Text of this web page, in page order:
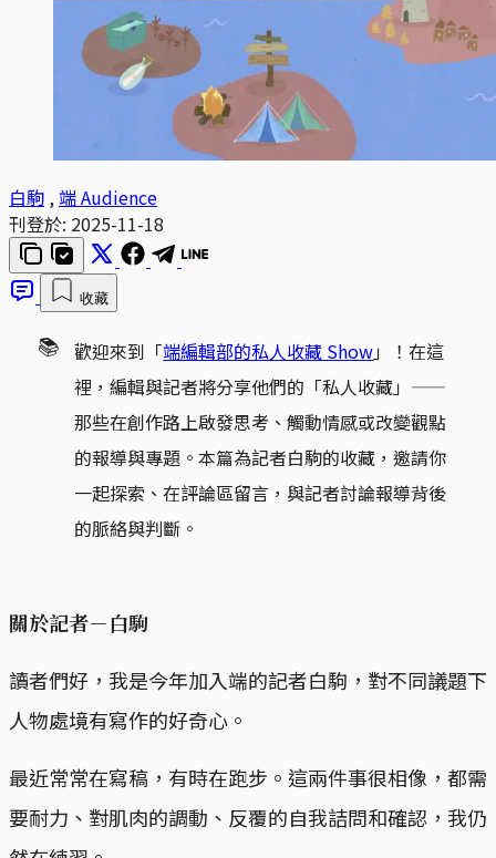
白駒 , 端 Audience
刊登於: 2025-11-18
收藏
📚 歡迎來到「端編輯部的私人收藏 Show」！在這
裡，編輯與記者將分享他們的「私人收藏」——
那些在創作路上啟發思考、觸動情感或改變觀點
的報導與專題。本篇為記者白駒的收藏，邀請你
一起探索、在評論區留言，與記者討論報導背後
的脈絡與判斷。
關於記者－白駒
讀者們好，我是今年加入端的記者白駒，對不同議題下
人物處境有寫作的好奇心。
最近常常在寫稿，有時在跑步。這兩件事很相像，都需
要耐力、對肌肉的調動、反覆的自我詰問和確認，我仍